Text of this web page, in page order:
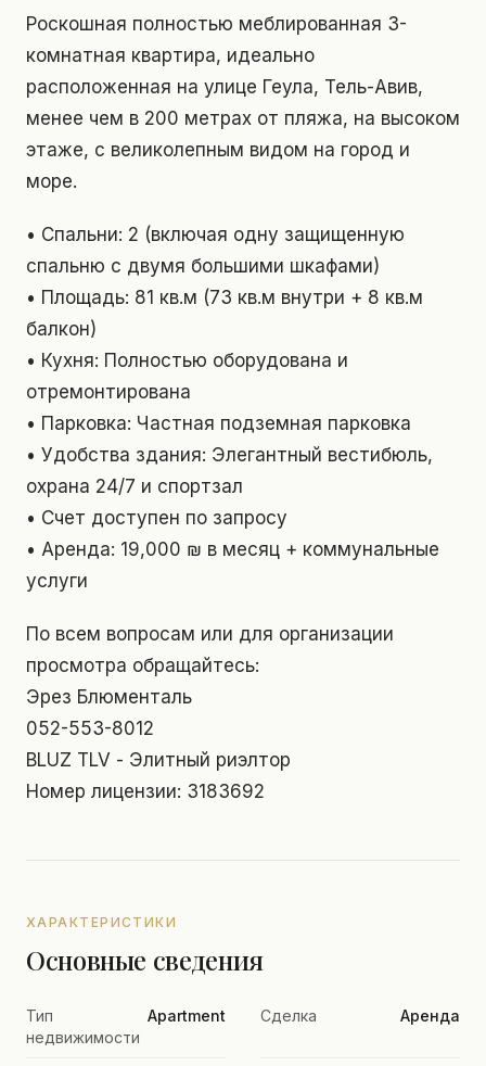
Роскошная полностью меблированная 3-
комнатная квартира, идеально
расположенная на улице Геула, Тель-Авив,
менее чем в 200 метрах от пляжа, на высоком
этаже, с великолепным видом на город и
море.
• Спальни: 2 (включая одну защищенную
спальню с двумя большими шкафами)
• Площадь: 81 кв.м (73 кв.м внутри + 8 кв.м
балкон)
• Кухня: Полностью оборудована и
отремонтирована
• Парковка: Частная подземная парковка
• Удобства здания: Элегантный вестибюль,
охрана 24/7 и спортзал
• Счет доступен по запросу
• Аренда: 19,000 ₪ в месяц + коммунальные
услуги
По всем вопросам или для организации
просмотра обращайтесь:
Эрез Блюменталь
052-553-8012
BLUZ TLV - Элитный риэлтор
Номер лицензии: 3183692
ХАРАКТЕРИСТИКИ
Основные сведения
Тип
недвижимости
Apartment Сделка Аренда